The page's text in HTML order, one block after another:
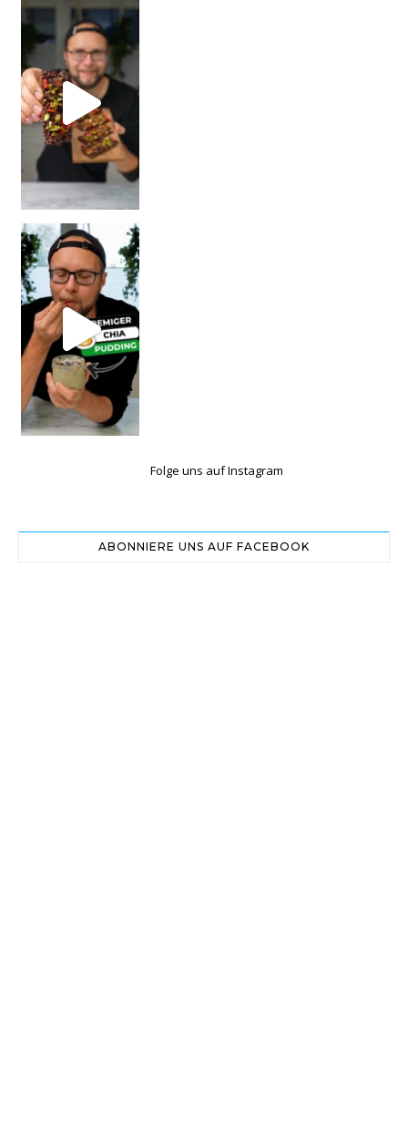
| Rezept
| W
Folge uns auf Instagram
ABONNIERE UNS AUF FACEBOOK